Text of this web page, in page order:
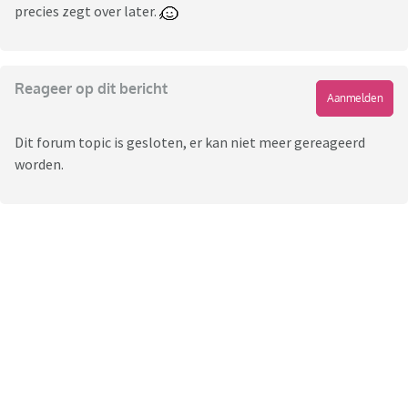
precies zegt over later.
Reageer op dit bericht
Aanmelden
Dit forum topic is gesloten, er kan niet meer gereageerd
worden.